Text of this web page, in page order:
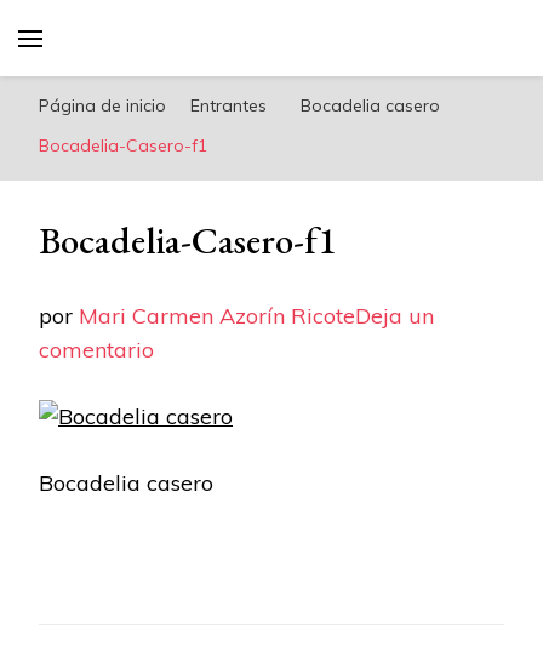
riconoricote.com es un blog de cocina sana,
fácil, saludable y dieta mediterránea
Página de inicio Entrantes
Bocadelia casero
Bocadelia-Casero-f1
Bocadelia-Casero-f1
por Mari Carmen Azorín RicoteDeja un
comentario
Casero-
Bocadelia casero